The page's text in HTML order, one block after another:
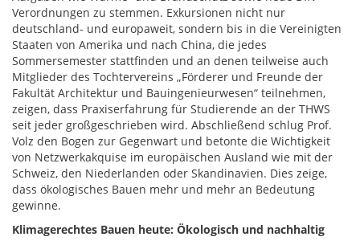
Verordnungen zu stemmen. Exkursionen nicht nur
deutschland- und europaweit, sondern bis in die Vereinigten
Staaten von Amerika und nach China, die jedes
Sommersemester stattfinden und an denen teilweise auch
Mitglieder des Tochtervereins „Förderer und Freunde der
Fakultät Architektur und Bauingenieurwesen“ teilnehmen,
zeigen, dass Praxiserfahrung für Studierende an der THWS
seit jeder großgeschrieben wird. Abschließend schlug Prof.
Volz den Bogen zur Gegenwart und betonte die Wichtigkeit
von Netzwerkakquise im europäischen Ausland wie mit der
Schweiz, den Niederlanden oder Skandinavien. Dies zeige,
dass ökologisches Bauen mehr und mehr an Bedeutung
gewinne.
Klimagerechtes Bauen heute: Ökologisch und nachhaltig